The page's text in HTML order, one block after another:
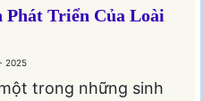
Phát Triển Của Loài
2025
trong những sinh